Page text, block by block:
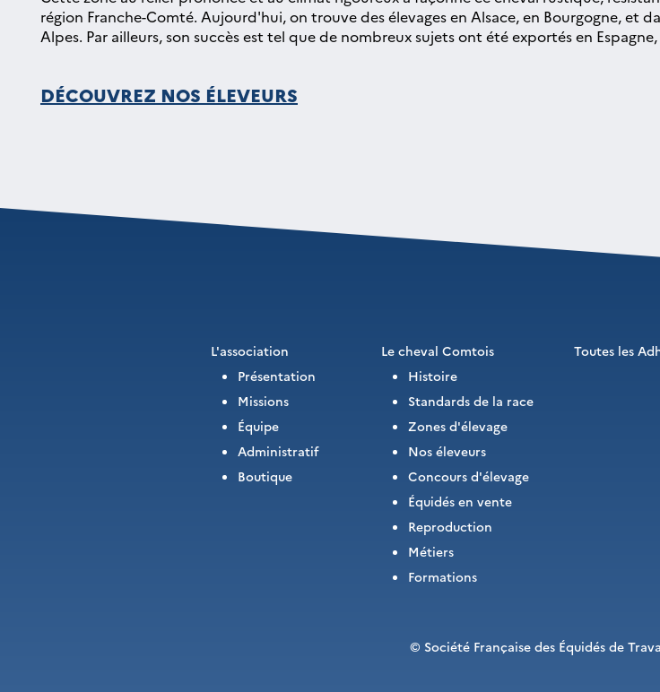
région Franche-Comté. Aujourd'hui, on trouve des élevages en Alsace, en Bourgogne, et
Alpes. Par ailleurs, son succès est tel que de nombreux sujets ont été exportés en
DÉCOUVREZ NOS ÉLEVEURS
L'association
Présentation
Missions
Équipe
Administratif
Boutique
Le cheval Comtois
Histoire
Standards de la race
Zones d'élevage
Nos éleveurs
Concours d'élevage
Équidés en vente
Reproduction
Métiers
Formations
Toutes les
© Société Française des Équidés de